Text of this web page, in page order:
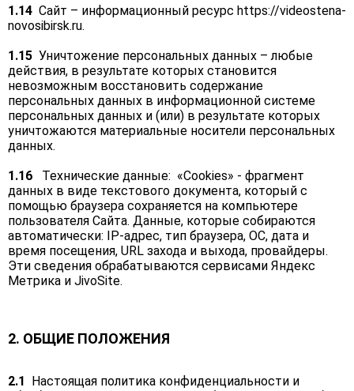
1.14 Сайт – информационный ресурс https://videostena-
novosibirsk.ru.
1.15 Уничтожение персональных данных – любые
действия, в результате которых становится
невозможным восстановить содержание
персональных данных в информационной системе
персональных данных и (или) в результате которых
уничтожаются материальные носители персональных
данных.
1.16 Технические данные: «Cookies» - фрагмент
данных в виде текстового документа, который с
помощью браузера сохраняется на компьютере
пользователя Сайта. Данные, которые собираются
автоматически: IP‑адрес, тип браузера, ОС, дата и
время посещения, URL захода и выхода, провайдеры.
Эти сведения обрабатываются сервисами Яндекс
Метрика и JivoSite.
2. ОБЩИЕ ПОЛОЖЕНИЯ
2.1 Настоящая политика конфиденциальности и